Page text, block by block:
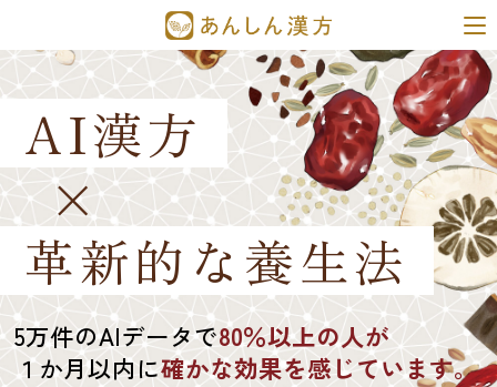
AI漢方
×
革新的な養生法
5万件のAIデータで80％以上の人が
１か月以内に確かな効果を感じています。